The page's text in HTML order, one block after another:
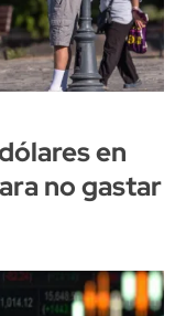
en
no gastar